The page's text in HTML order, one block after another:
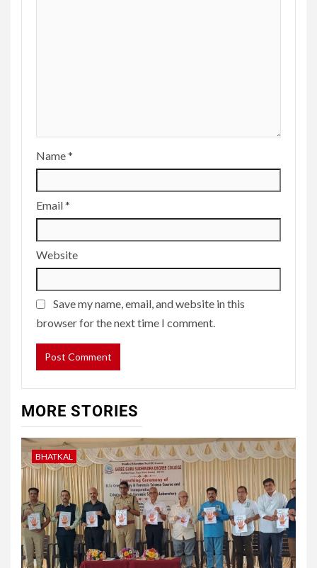
Name*
Email*
Website
Save my name, email, and website in this
browser for the next time I comment.
MORE STORIES
BHATKAL